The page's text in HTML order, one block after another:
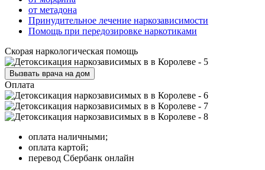
от метадона
Принудительное лечение наркозависимости
Помощь при передозировке наркотиками
Скорая наркологическая помощь
Вызвать врача на дом
Оплата
оплата наличными;
оплата картой;
перевод Сбербанк онлайн